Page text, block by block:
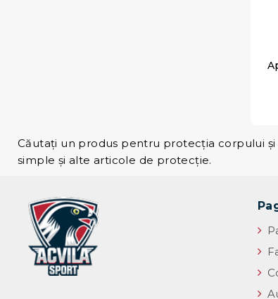
Căutați un produs pentru protecția corpului
simple și alte articole de protecție.